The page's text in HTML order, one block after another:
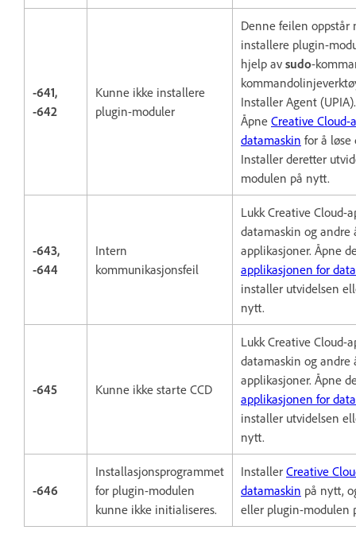
-641,
-642
Kunne ikke installere
plugin-moduler
Denne feilen oppstår
installere plugin-
hjelp av sudo-
Installer Agent (UPIA).
Åpne Creative
datamaskin for å
Installer deretter
modulen på nytt.
-643,
-644
Intern
kommunikasjonsfeil
Lukk Creative Cloud-
datamaskin og andre
applikasjoner. Åpne
applikasjonen for
installer utvidelsen
nytt.
-645 Kunne ikke starte CCD
Lukk Creative Cloud-
datamaskin og andre
applikasjoner. Åpne
applikasjonen for
installer utvidelsen
nytt.
-646
Installasjonsprogrammet
for plugin-modulen
kunne ikke initialiseres.
Installer Creative
datamaskin på nytt,
eller plugin-modulen